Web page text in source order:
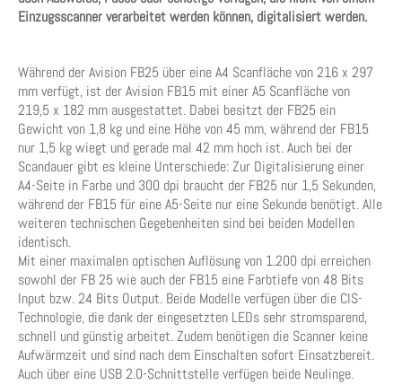
Einzugsscanner verarbeitet werden können, digitalisiert werden.
Während der Avision FB25 über eine A4 Scanfläche von 216 x 297
mm verfügt, ist der Avision FB15 mit einer A5 Scanfläche von
219,5 x 182 mm ausgestattet. Dabei besitzt der FB25 ein
Gewicht von 1,8 kg und eine Höhe von 45 mm, während der FB15
nur 1,5 kg wiegt und gerade mal 42 mm hoch ist. Auch bei der
Scandauer gibt es kleine Unterschiede: Zur Digitalisierung einer
A4-Seite in Farbe und 300 dpi braucht der FB25 nur 1,5 Sekunden,
während der FB15 für eine A5-Seite nur eine Sekunde benötigt. Alle
weiteren technischen Gegebenheiten sind bei beiden Modellen
identisch.
Mit einer maximalen optischen Auflösung von 1.200 dpi erreichen
sowohl der FB 25 wie auch der FB15 eine Farbtiefe von 48 Bits
Input bzw. 24 Bits Output. Beide Modelle verfügen über die CIS-
Technologie, die dank der eingesetzten LEDs sehr stromsparend,
schnell und günstig arbeitet. Zudem benötigen die Scanner keine
Aufwärmzeit und sind nach dem Einschalten sofort Einsatzbereit.
Auch über eine USB 2.0-Schnittstelle verfügen beide Neulinge.